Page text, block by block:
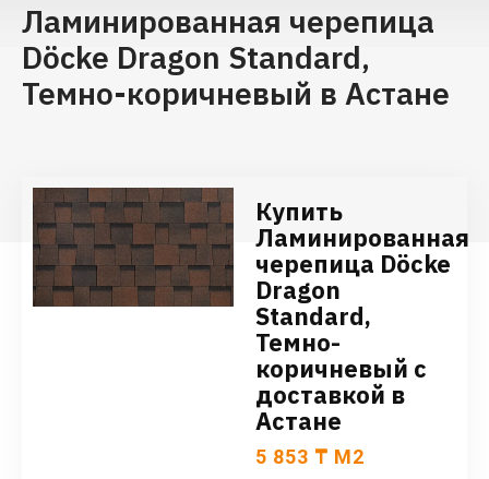
Ламинированная черепица
Döcke Dragon Standard,
Темно-коричневый в Астане
Купить
Ламинированная
черепица Döcke
Dragon
Standard,
Темно-
коричневый с
доставкой в
Астане
5 853 ₸ М2